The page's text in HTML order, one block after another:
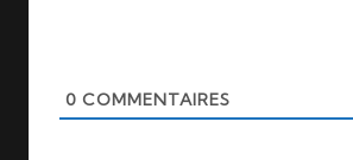
0 COMMENTAIRES